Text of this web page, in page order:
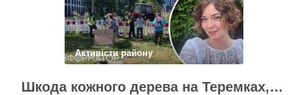
Активісти району
Шкода кожного дерева на Теремках, але тепло мають подати в 400 будинків – депутатка Київради